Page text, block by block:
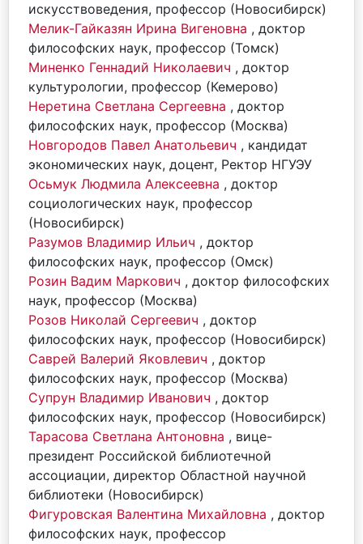
искусствоведения, профессор (Новосибирск)
Мелик-Гайказян Ирина Вигеновна , доктор
философских наук, профессор (Томск)
Миненко Геннадий Николаевич , доктор
культурологии, профессор (Кемерово)
Неретина Светлана Сергеевна , доктор
философских наук, профессор (Москва)
Новгородов Павел Анатольевич , кандидат
экономических наук, доцент, Ректор НГУЭУ
Осьмук Людмила Алексеевна , доктор
социологических наук, профессор
(Новосибирск)
Разумов Владимир Ильич , доктор
философских наук, профессор (Омск)
Розин Вадим Маркович , доктор философских
наук, профессор (Москва)
Розов Николай Сергеевич , доктор
философских наук, профессор (Новосибирск)
Саврей Валерий Яковлевич , доктор
философских наук, профессор (Москва)
Супрун Владимир Иванович , доктор
философских наук, профессор (Новосибирск)
Тарасова Светлана Антоновна , вице-
президент Российской библиотечной
ассоциации, директор Областной научной
библиотеки (Новосибирск)
Фигуровская Валентина Михайловна , доктор
философских наук, профессор